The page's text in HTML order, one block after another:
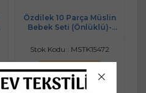
Özdilek 10 Parça Müslin
Bebek Seti (Önlüklü)-
Stok Kodu : MSTK15472
Yeni